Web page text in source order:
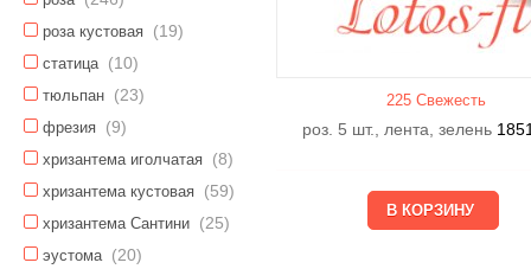
роза кустовая (19)
статица (10)
тюльпан (23)
фрезия (9)
хризантема иголчатая (8)
хризантема кустовая (59)
хризантема Сантини (25)
эустома (20)
225 Свежесть
роз. 5 шт., лента, зелень